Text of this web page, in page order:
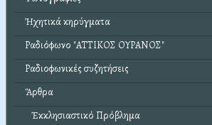
Ἠχητικά κηρύγματα
Ραδιόφωνο "ΑΤΤΙΚΟΣ ΟΥΡΑΝΟΣ"
Ραδιοφωνικές συζητήσεις
Ἄρθρα
Ἐκκλησιαστικό Πρόβλημα